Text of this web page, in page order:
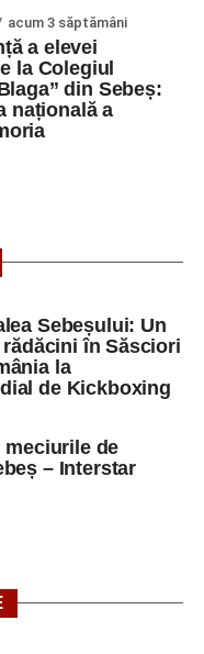
acum 3 săptămâni
a elevei
la Colegiul
din Sebeș:
națională a
Sebeșului: Un
în Săsciori
la
de Kickboxing
de
– Interstar